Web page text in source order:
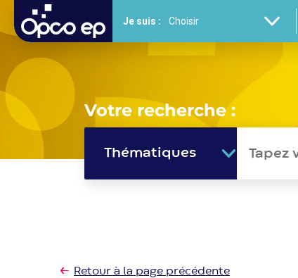
Gestion des cookies
contenu
principal
Je suis :
Votre recherche :
Thématiques
Retour à la page précédente